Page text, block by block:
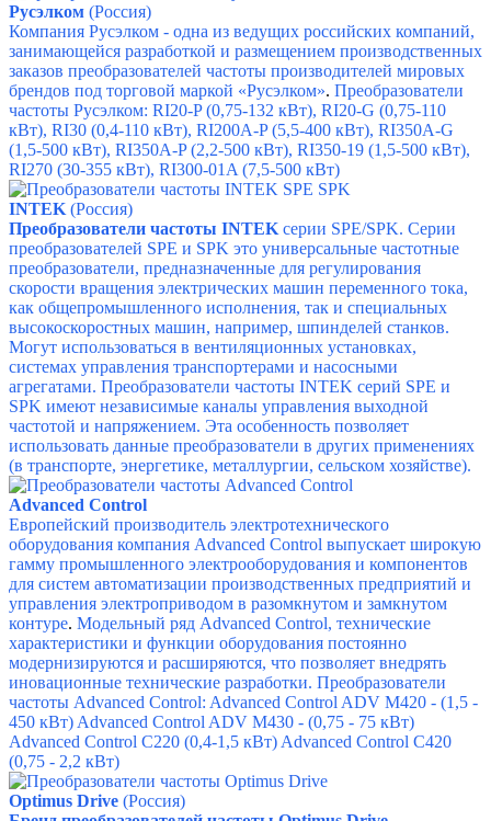
Русэлком (Россия)
Компания Русэлком - одна из ведущих российских компаний,
занимающейся разработкой и размещением производственных
заказов преобразователей частоты производителей мировых
брендов под торговой маркой «Русэлком». Преобразователи
частоты Русэлком: RI20-P (0,75-132 кВт), RI20-G (0,75-110
кВт), RI30 (0,4-110 кВт), RI200A-P (5,5-400 кВт), RI350A-G
(1,5-500 кВт), RI350A-P (2,2-500 кВт), RI350-19 (1,5-500 кВт),
RI270 (30-355 кВт), RI300-01A (7,5-500 кВт)
INTEK (Россия)
Преобразователи частоты INTEK серии SPE/SPK. Серии
преобразователей SPE и SPK это универсальные частотные
преобразователи, предназначенные для регулирования
скорости вращения электрических машин переменного тока,
как общепромышленного исполнения, так и специальных
высокоскоростных машин, например, шпинделей станков.
Могут использоваться в вентиляционных установках,
системах управления транспортерами и насосными
агрегатами. Преобразователи частоты INTEK серий SPE и
SPK имеют независимые каналы управления выходной
частотой и напряжением. Эта особенность позволяет
использовать данные преобразователи в других применениях
(в транспорте, энергетике, металлургии, сельском хозяйстве).
Advanced Control
Европейский производитель электротехнического
оборудования компания Advanced Control выпускает широкую
гамму промышленного электрооборудования и компонентов
для систем автоматизации производственных предприятий и
управления электроприводом в разомкнутом и замкнутом
контуре. Модельный ряд Advanced Control, технические
характеристики и функции оборудования постоянно
модернизируются и расширяются, что позволяет внедрять
иновационные технические разработки. Преобразователи
частоты Advanced Control: Advanced Control ADV M420 - (1,5 -
450 кВт) Advanced Control ADV M430 - (0,75 - 75 кВт)
Advanced Control C220 (0,4-1,5 кВт) Advanced Control C420
(0,75 - 2,2 кВт)
Optimus Drive (Россия)